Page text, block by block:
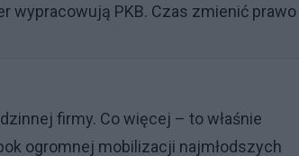
wypracowują PKB. Czas zmienić prawo
firmy. Co więcej – to właśnie
ogromnej mobilizacji najmłodszych